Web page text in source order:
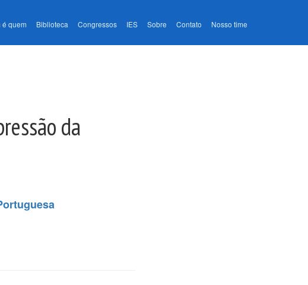
é quem Biblioteca Congressos IES Sobre Contato Nosso time
da